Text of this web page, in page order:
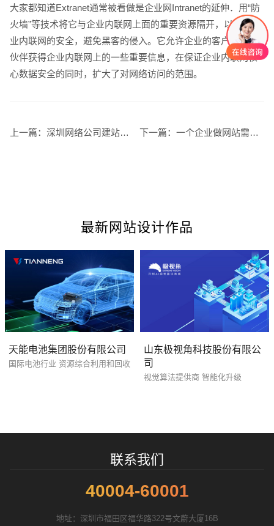
大家都知道Extranet通常被看做是企业网Intranet的延伸．用“防
火墙”等技术将它与企业内联网上面的重要资源隔开，以保护企
业内联网的安全，避免黑客的侵入。它允许企业的客户和贸易
伙伴获得企业内联网上的一些重要信息，在保证企业内联网核
心数据安全的同时，扩大了对网络访问的范围。
上一篇： 深圳网络公司建站为什么要首先出首页效果图 下一篇：一个企业做网站需要了解的网站建设知识
最新网站设计作品
天能电池集团股份有限公司
国际电池行业 资源综合利用和回收
山东极视角科技股份有限公
司
视觉算法提供商 智能化升级
联系我们
40004-60001
地址：深圳市福田区福华路322号文蔚大厦16B
创意品牌型网站 · 标准企业官网建设 · 外贸网
1万-3万 3万-5万 5万-8万